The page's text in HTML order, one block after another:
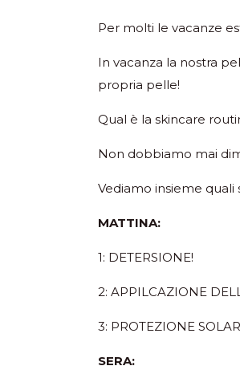
Per molti le vacanze
In vacanza la nostra
propria pelle!
Qual è la skincare
Non dobbiamo mai
Vediamo insieme
MATTINA:
1: DETERSIONE!
2: APPILCAZIONE
3: PROTEZIONE
SERA: